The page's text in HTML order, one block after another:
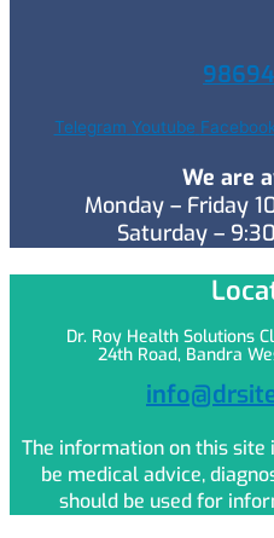
Telegram Youtube Facebook
We are
Monday – Friday
Saturday –
Dr. Roy Health Solutions
24th Road, Bandra
The information on this
be medical advice,
should be used for